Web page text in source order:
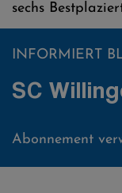
sechs
INFORMIERT
SC
Abonnement